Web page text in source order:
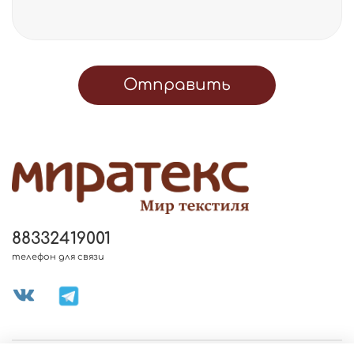
Отправить
88332419001
телефон для связи